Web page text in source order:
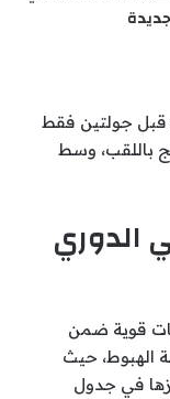
برصيد 79 نقطة، قبل جولتين فقط
باللقب، وسط
الدوري
قوية ضمن
الهبوط، حيث
في جدول